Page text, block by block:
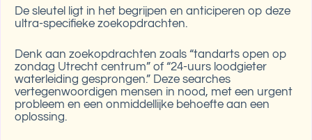
De sleutel ligt in het begrijpen en anticiperen op deze
ultra-specifieke zoekopdrachten.
Denk aan zoekopdrachten zoals “tandarts open op
zondag Utrecht centrum” of “24-uurs loodgieter
waterleiding gesprongen.” Deze searches
vertegenwoordigen mensen in nood, met een urgent
probleem en een onmiddellijke behoefte aan een
oplossing.